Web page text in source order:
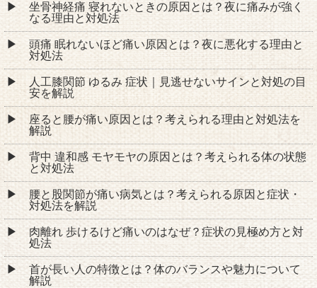
坐骨神経痛 寝れないときの原因とは？夜に痛みが強く
なる理由と対処法
頭痛 眠れないほど痛い原因とは？夜に悪化する理由と
対処法
人工膝関節 ゆるみ 症状｜見逃せないサインと対処の目
安を解説
座ると腰が痛い原因とは？考えられる理由と対処法を
解説
背中 違和感 モヤモヤの原因とは？考えられる体の状態
と対処法
腰と股関節が痛い病気とは？考えられる原因と症状・
対処法を解説
肉離れ 歩けるけど痛いのはなぜ？症状の見極め方と対
処法
首が長い人の特徴とは？体のバランスや魅力について
解説